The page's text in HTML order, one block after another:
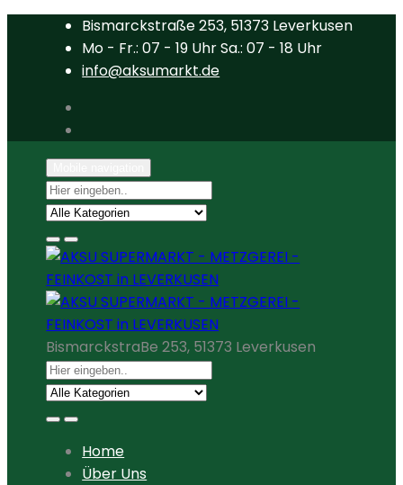
Bismarckstraße 253, 51373 Leverkusen
Mo - Fr.: 07 - 19 Uhr Sa.: 07 - 18 Uhr
info@aksumarkt.de
BismarckstraBe 253, 51373 Leverkusen
Home
Über Uns